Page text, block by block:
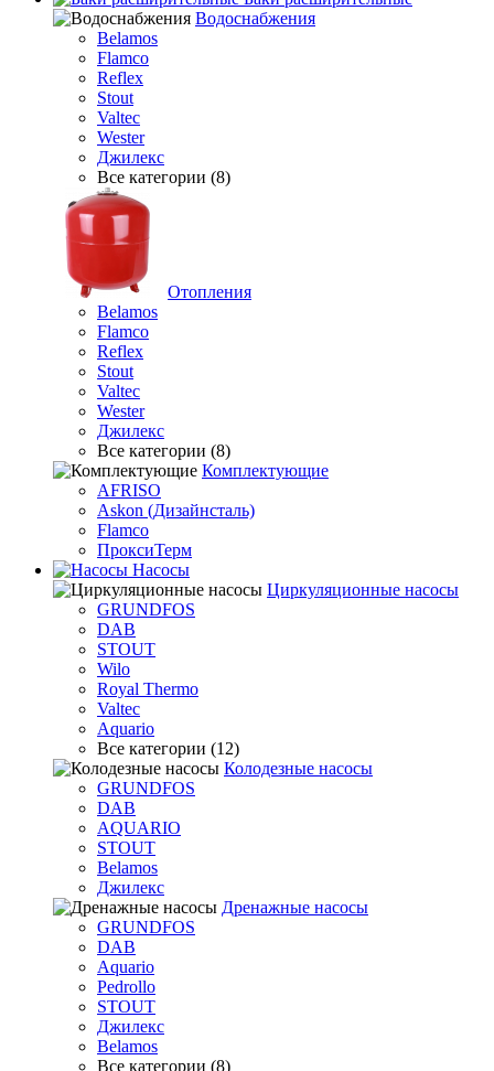
Водоснабжения
Belamos
Flamco
Reflex
Stout
Valtec
Wester
Джилекс
Все категории (8)
Отопления
Belamos
Flamco
Reflex
Stout
Valtec
Wester
Джилекс
Все категории (8)
Комплектующие
AFRISO
Askon (Дизайнсталь)
Flamco
ПроксиТерм
Насосы
Циркуляционные насосы
GRUNDFOS
DAB
STOUT
Wilo
Royal Thermo
Valtec
Aquario
Все категории (12)
Колодезные насосы
GRUNDFOS
DAB
AQUARIO
STOUT
Belamos
Джилекс
Дренажные насосы
GRUNDFOS
DAB
Aquario
Pedrollo
STOUT
Джилекс
Belamos
Все категории (8)